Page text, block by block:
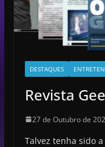
DESTAQUES
Revista
27 de Outubro de
Talvez tenha sido